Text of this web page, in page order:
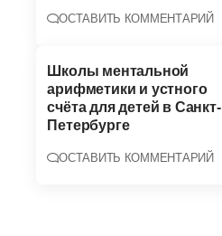
ОСТАВИТЬ КОММЕНТАРИЙ
Школы ментальной
арифметики и устного
счёта для детей в Санкт-
Петербурге
ОСТАВИТЬ КОММЕНТАРИЙ